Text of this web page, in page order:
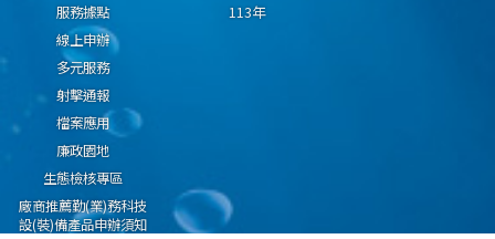
服務據點
線上申辦
多元服務
射擊通報
檔案應用
廉政園地
生態檢核專區
廠商推薦勤(業)務科技
設(裝)備產品申辦須知
113年